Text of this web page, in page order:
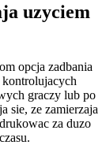
uzyciem
opcja zadbania
graczy lub po
sie, ze zamierzaja
za duzo